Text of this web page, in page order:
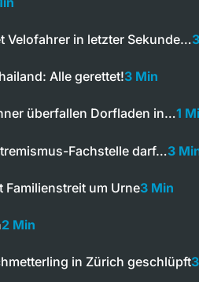
Velofahrer in letzter Sekunde…
Alle gerettet!3 Min
überfallen Dorfladen in…1
Fachstelle darf…3
Familienstreit um Urne3 Min
2 Min
in Zürich geschlüpft